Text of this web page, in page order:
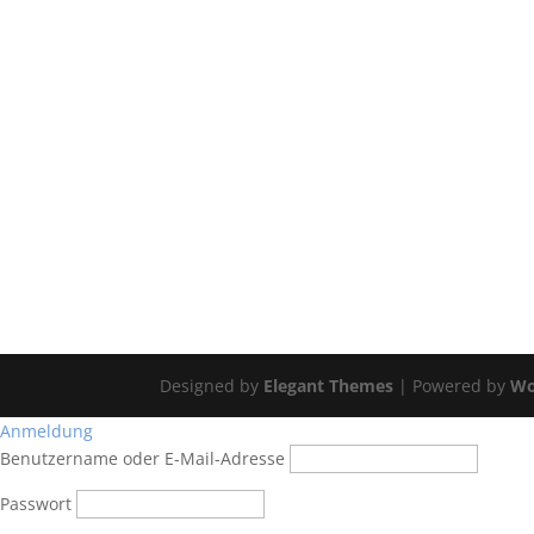
Designed by Elegant Themes | Powered by
Anmeldung
Benutzername oder E-Mail-Adresse
Passwort